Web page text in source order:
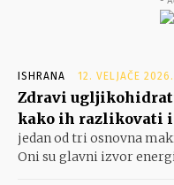
ISHRANA 12. VELJAČE 2026.
Zdravi
kako ih razlikovati
jedan od tri osnovna
Oni su glavni izvor